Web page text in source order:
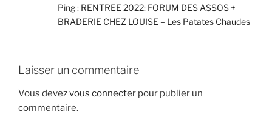
Ping : RENTREE 2022: FORUM DES ASSOS +
BRADERIE CHEZ LOUISE – Les Patates Chaudes
Laisser un commentaire
Vous devezvous connecter pour publier un
commentaire.